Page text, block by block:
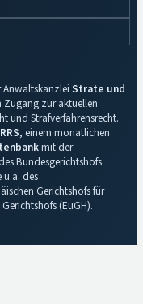
Anwaltskanzlei Strate und
Zugang zur aktuellen
und Strafverfahrensrecht.
, einem monatlichen
mit der
Bundesgerichtshofs
u.a. des
Gerichtshofs für
(EuGH).